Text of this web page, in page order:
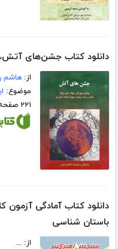
دانلود کتاب جشن‌های
از:هاشم
موضوع:
۲۲۱ صفحه
دانلود کتاب آمادگی
باستان شناسی
از: ...